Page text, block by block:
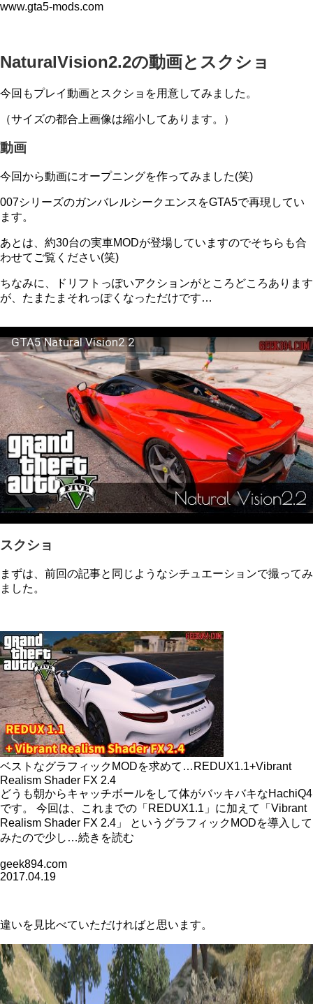
www.gta5-mods.com
NaturalVision2.2の動画とスクショ
今回もプレイ動画とスクショを用意してみました。
（サイズの都合上画像は縮小してあります。）
動画
今回から動画にオープニングを作ってみました(笑)
007シリーズのガンバレルシークエンスをGTA5で再現してい
ます。
あとは、約30台の実車MODが登場していますのでそちらも合
わせてご覧ください(笑)
ちなみに、ドリフトっぽいアクションがところどころあります
が、たまたまそれっぽくなっただけです…
GTA5 Natural Vision2.2
スクショ
まずは、前回の記事と同じようなシチュエーションで撮ってみ
ました。
ベストなグラフィックMODを求めて…REDUX1.1+Vibrant
Realism Shader FX 2.4
どうも朝からキャッチボールをして体がバッキバキなHachiQ4
です。 今回は、これまでの「REDUX1.1」に加えて「Vibrant
Realism Shader FX 2.4」 というグラフィックMODを導入して
みたので少し…続きを読む
geek894.com
2017.04.19
違いを見比べていただければと思います。